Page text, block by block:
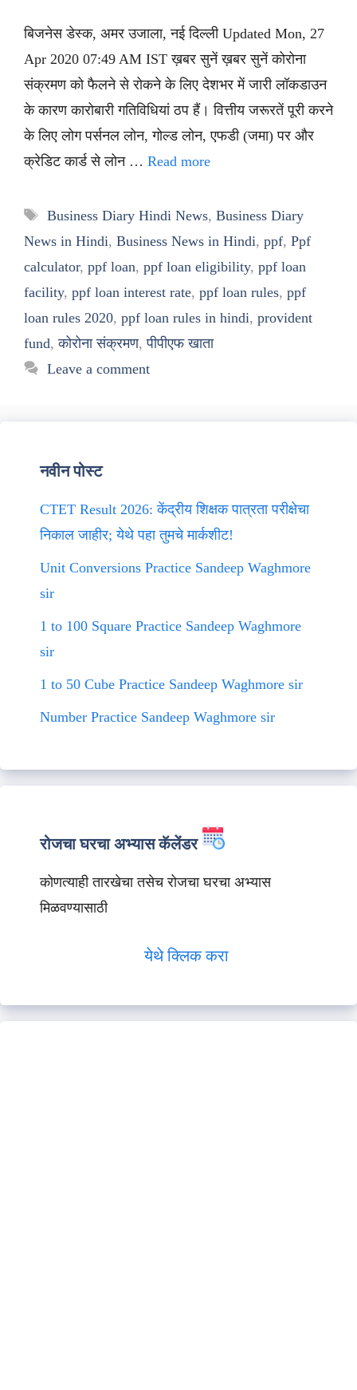
बिजनेस डेस्क, अमर उजाला, नई दिल्ली Updated Mon, 27
Apr 2020 07:49 AM IST ख़बर सुनें ख़बर सुनें कोरोना
संक्रमण को फैलने से रोकने के लिए देशभर में जारी लॉकडाउन
के कारण कारोबारी गतिविधियां ठप हैं। वित्तीय जरूरतें पूरी करने
के लिए लोग पर्सनल लोन, गोल्ड लोन, एफडी (जमा) पर और
क्रेडिट कार्ड से लोन … Read more
Tags
Business Diary Hindi News, Business Diary
News in Hindi, Business News in Hindi, ppf, Ppf
calculator, ppf loan, ppf loan eligibility, ppf loan
facility, ppf loan interest rate, ppf loan rules, ppf
loan rules 2020, ppf loan rules in hindi, provident
fund,कोरोना संक्रमण,पीपीएफ खाता
Leave a comment
नवीन पोस्ट
CTET Result 2026: केंद्रीय शिक्षक पात्रता परीक्षेचा
निकाल जाहीर; येथे पहा तुमचे मार्कशीट!
Unit Conversions Practice Sandeep Waghmore
sir
1 to 100 Square Practice Sandeep Waghmore
sir
1 to 50 Cube Practice Sandeep Waghmore sir
Number Practice Sandeep Waghmore sir
रोजचा घरचा अभ्यास कॅलेंडर
कोणत्याही तारखेचा तसेच रोजचा घरचा अभ्यास
मिळवण्यासाठी
येथे क्लिक करा